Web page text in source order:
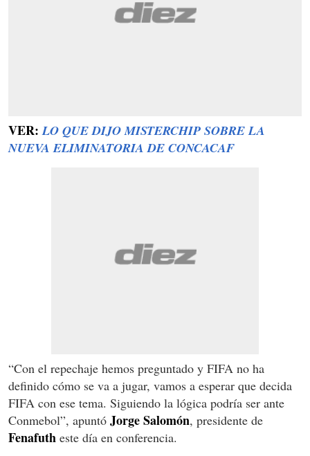
VER:LO QUE DIJO MISTERCHIP SOBRE LA
NUEVA ELIMINATORIA DE CONCACAF
“Con el repechaje hemos preguntado y FIFA no ha
definido cómo se va a jugar, vamos a esperar que decida
FIFA con ese tema. Siguiendo la lógica podría ser ante
Conmebol”, apuntó Jorge Salomón, presidente de
Fenafuth este día en conferencia.